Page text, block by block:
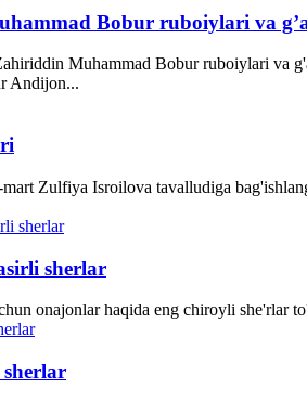
Bobur ruboiylari va
Muhammad Bobur ruboiylari va
Andijon...
Zulfiya Isroilova tavalludiga
sherlar
onajonlar haqida eng chiroyli she'rlar